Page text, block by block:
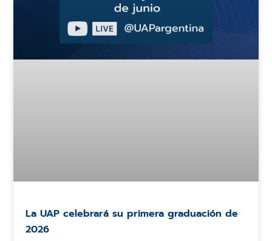
La UAP celebrará su primera graduación de
2026